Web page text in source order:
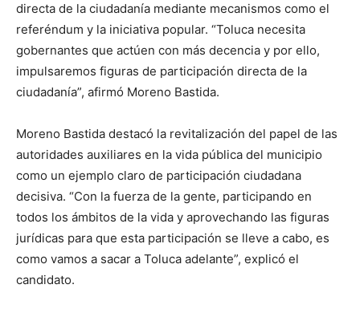
directa de la ciudadanía mediante mecanismos como el
referéndum y la iniciativa popular. “Toluca necesita
gobernantes que actúen con más decencia y por ello,
impulsaremos figuras de participación directa de la
ciudadanía”, afirmó Moreno Bastida.
Moreno Bastida destacó la revitalización del papel de las
autoridades auxiliares en la vida pública del municipio
como un ejemplo claro de participación ciudadana
decisiva. “Con la fuerza de la gente, participando en
todos los ámbitos de la vida y aprovechando las figuras
jurídicas para que esta participación se lleve a cabo, es
como vamos a sacar a Toluca adelante”, explicó el
candidato.